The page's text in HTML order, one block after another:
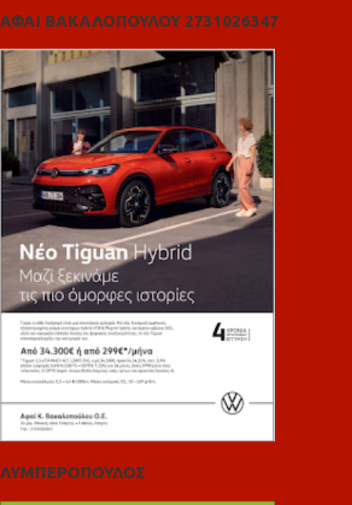
ΑΦΑΙ ΒΑΚΑΛΟΠΟΥΛΟΥ 2731026347
ΛΥΜΠΕΡΟΠΟΥΛΟΣ